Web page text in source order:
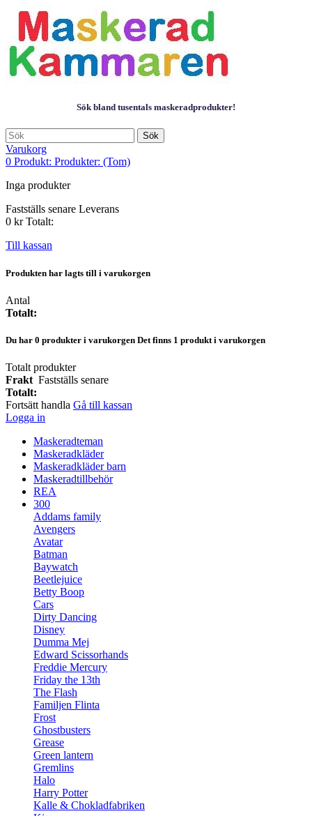
Sök bland tusentals maskeradprodukter!
Sök
Varukorg
0 Produkt: Produkter: (Tom)
Inga produkter
Fastställs senare Leverans
0 kr Totalt:
Till kassan
Produkten har lagts till i varukorgen
Antal
Totalt:
Du har 0 produkter i varukorgen Det finns 1 produkt i varukorgen
Totalt produkter
Frakt Fastställs senare
Totalt:
Fortsätt handla Gå till kassan
Logga in
Maskeradteman
Maskeradkläder
Maskeradkläder barn
Maskeradtillbehör
REA
300
Addams family
Avengers
Avatar
Batman
Baywatch
Beetlejuice
Betty Boop
Cars
Dirty Dancing
Disney
Dumma Mej
Edward Scissorhands
Freddie Mercury
Friday the 13th
The Flash
Familjen Flinta
Frost
Ghostbusters
Grease
Green lantern
Gremlins
Halo
Harry Potter
Kalle & Chokladfabriken